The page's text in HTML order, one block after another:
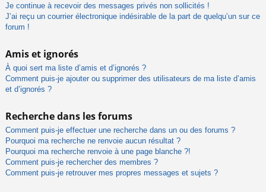
Je continue à recevoir des messages privés non sollicités !
J’ai reçu un courrier électronique indésirable de la part de quelqu’un sur ce
forum !
Amis et ignorés
À quoi sert ma liste d’amis et d’ignorés ?
Comment puis-je ajouter ou supprimer des utilisateurs de ma liste d’amis
et d’ignorés ?
Recherche dans les forums
Comment puis-je effectuer une recherche dans un ou des forums ?
Pourquoi ma recherche ne renvoie aucun résultat ?
Pourquoi ma recherche renvoie à une page blanche ?!
Comment puis-je rechercher des membres ?
Comment puis-je retrouver mes propres messages et sujets ?